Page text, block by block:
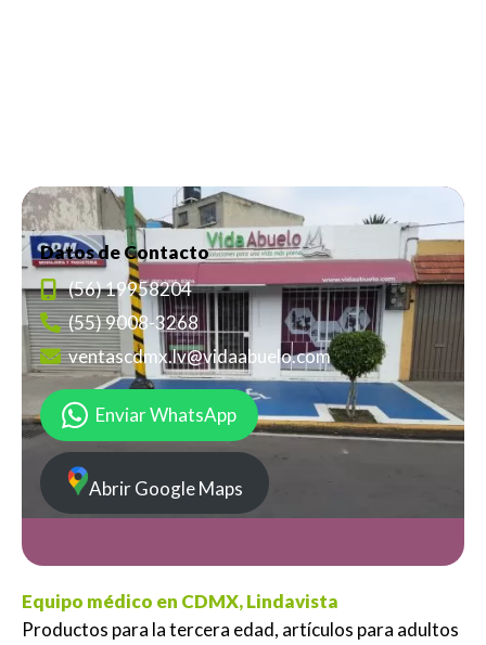
Datos de Contacto
(56) 19958204
(55) 9008-3268
ventascdmx.lv@vidaabuelo.com
Enviar WhatsApp
Abrir Google Maps
Equipo médico en CDMX, Lindavista
Productos para la tercera edad, artículos para adultos